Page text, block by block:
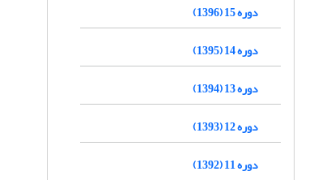
دوره 15 (1396)
دوره 14 (1395)
دوره 13 (1394)
دوره 12 (1393)
دوره 11 (1392)